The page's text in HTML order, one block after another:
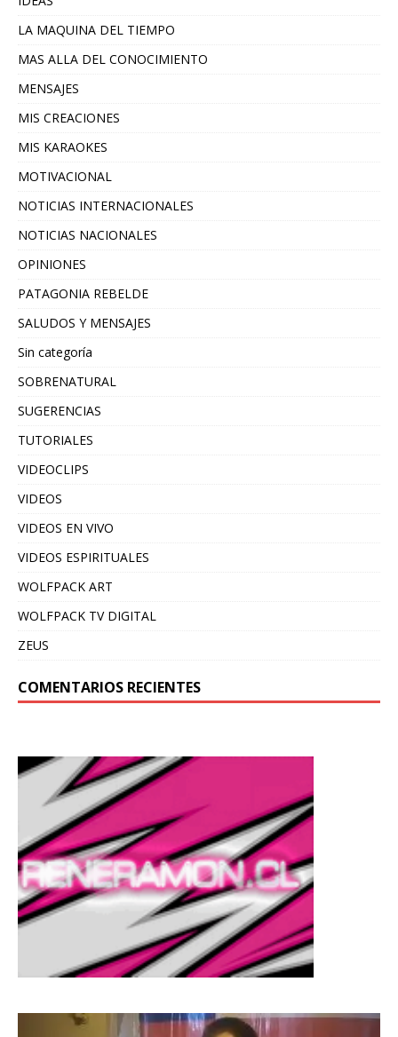
LA MAQUINA DEL TIEMPO
MAS ALLA DEL CONOCIMIENTO
MENSAJES
MIS CREACIONES
MIS KARAOKES
MOTIVACIONAL
NOTICIAS INTERNACIONALES
NOTICIAS NACIONALES
OPINIONES
PATAGONIA REBELDE
SALUDOS Y MENSAJES
Sin categoría
SOBRENATURAL
SUGERENCIAS
TUTORIALES
VIDEOCLIPS
VIDEOS
VIDEOS EN VIVO
VIDEOS ESPIRITUALES
WOLFPACK ART
WOLFPACK TV DIGITAL
ZEUS
COMENTARIOS RECIENTES